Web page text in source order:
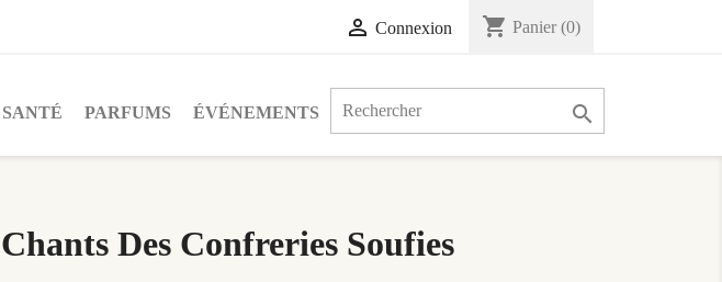
 Connexion shopping_cart Panier (0)
SANTÉ PARFUMS ÉVÉNEMENTS 
Chants Des Confreries Soufies